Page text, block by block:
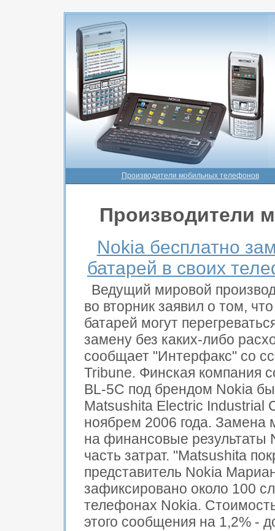
Производители мобильных телефонов
Производители
Nokia бесплатно
батарей в своих
Ведущий мировой
во вторник заявил о том,
батарей могут
замену без каких-либо
сообщает "Интерфакс" со
Tribune. Финская компания
BL-5C под брендом Nokia
Matsushita Electric Industrial
ноябрем 2006 года. Замена
на финансовые результаты
часть затрат. "Matsushita
представитель Nokia
зафиксировано около 100
телефонах Nokia.
этого сообщения на 1,2% -